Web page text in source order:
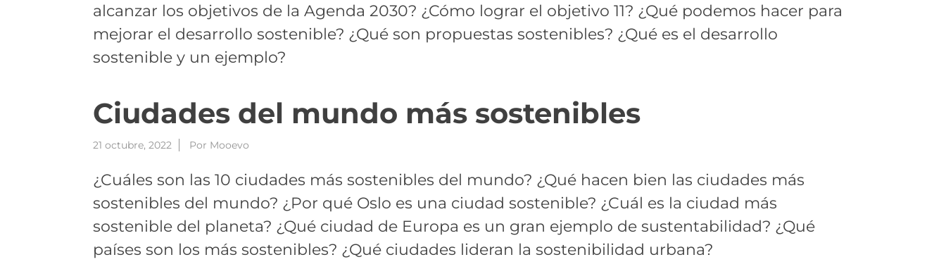
alcanzar los objetivos de la Agenda 2030? ¿Cómo lograr el objetivo 11? ¿Qué podemos hacer para
mejorar el desarrollo sostenible? ¿Qué son propuestas sostenibles? ¿Qué es el desarrollo
sostenible y un ejemplo?
Ciudades del mundo más sostenibles
21 octubre, 2022 Por Mooevo
¿Cuáles son las 10 ciudades más sostenibles del mundo? ¿Qué hacen bien las ciudades más
sostenibles del mundo? ¿Por qué Oslo es una ciudad sostenible? ¿Cuál es la ciudad más
sostenible del planeta? ¿Qué ciudad de Europa es un gran ejemplo de sustentabilidad? ¿Qué
países son los más sostenibles? ¿Qué ciudades lideran la sostenibilidad urbana?